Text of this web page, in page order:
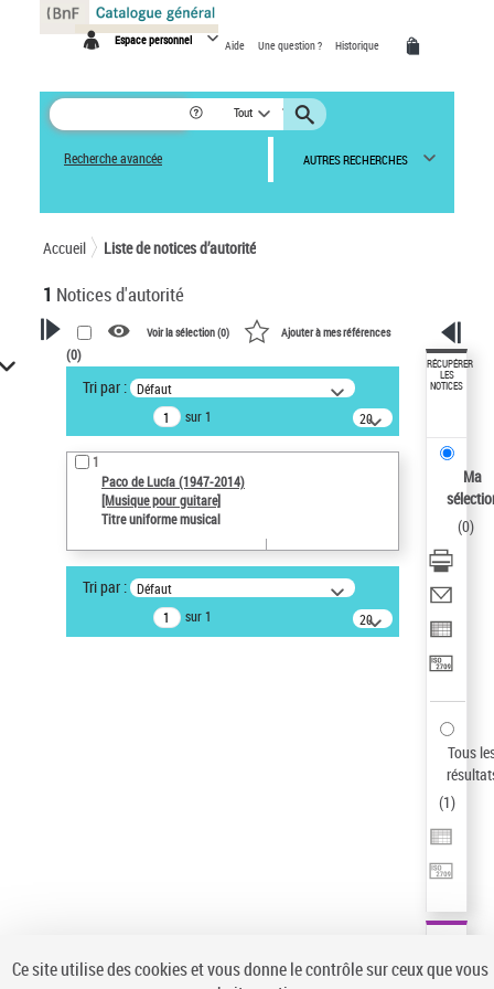
Espace personnel Aide Une question ? Historique
Tout
Recherche avancée AUTRES RECHERCHES
Accueil Liste de notices d’autorité
1 Notices d'autorité
VOTRE RECHERCHE
Recherche avancée dans les
notices d’autorité
Œuvres liées à l'auteur :
Paco de Lucía (1947-2014)
Type de notice d'autorité
Sauvegarder votre recherche
AFFINER
Voir la sélection (0) Ajouter à mes références
(0)
Tri par : Défaut
sur 1
20
résultats/page
1
Paco de Lucía (1947-2014)
[Musique pour guitare]
Titre uniforme musical
Tri par : Défaut
sur 1
20
résultats/page
RÉCUPÉRER
LES
NOTICES
Ma
(0)
Tous
(1)
Panneau de gestion des cookies
Ce site utilise des cookies et vous donne le contrôle sur ceux que vous